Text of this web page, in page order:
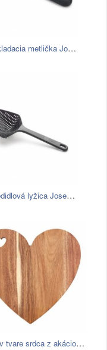
Zelená skladacia metlička Joseph Joseph…
Čierna cedidlová lyžica Joseph Joseph…
Doska v tvare srdca z akáciového dreva…